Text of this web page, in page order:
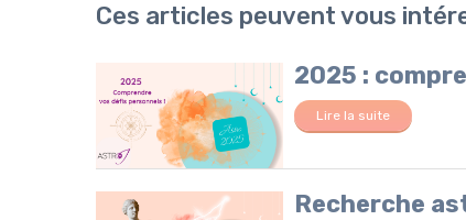
Ces articles peuvent vous
2025 :
Lire la suite
Recherche